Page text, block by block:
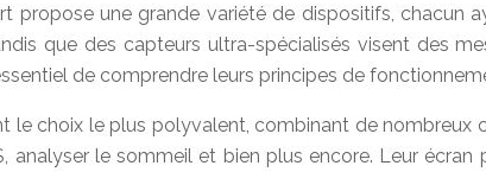
propose une grande variété de dispositifs, chacun
que des capteurs ultra-spécialisés visent des
de comprendre leurs principes de
le choix le plus polyvalent, combinant de nombreux
analyser le sommeil et bien plus encore. Leur